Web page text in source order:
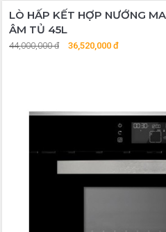
LÒ HẤP KẾT HỢP NƯỚNG
ÂM TỦ 45L
44,000,000 đ 36,520,000 đ